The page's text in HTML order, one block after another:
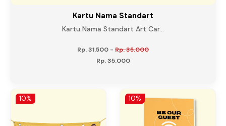
Kartu Nama Standart
Kartu Nama Standart Art Car...
Rp. 31.500 - Rp. 35.000
Rp. 35.000
10% 10%